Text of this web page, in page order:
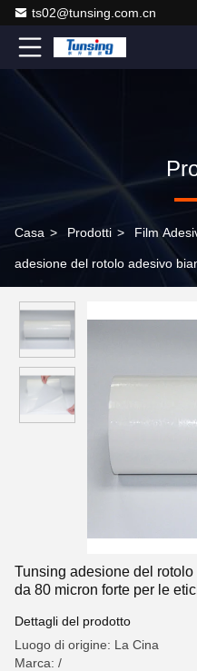
ts02@tunsing.com.cn
Casa > Prodotti > Film
adesione del rotolo adesivo
Tunsing adesione del
da 80 micron forte per le
Dettagli del prodotto
Luogo di origine: La Cina
Marca: /